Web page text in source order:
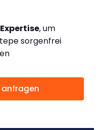
, um
sorgenfrei